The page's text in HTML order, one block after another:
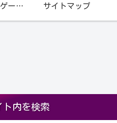
星空／星空のナビゲーター『北極星』 サイトマップ
ト内を検索